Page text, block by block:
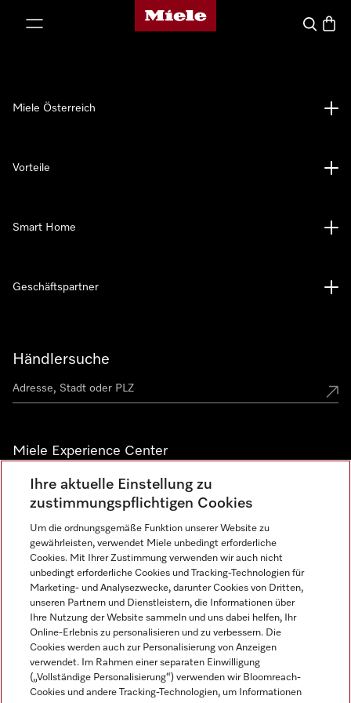
Miele-Homepage
Suche
Händlersuche
Miele Experience Center
Alle Miele Experience Center anzeigen
Newsletter
Miele Österreich
Vorteile
Smart Home
Geschäftspartner
Miele auf Instagram
Miele auf Facebook
Miele auf Youtube
Ihre aktuelle Einstellung zu
zustimmungspflichtigen Cookies
Um die ordnungsgemäße Funktion unserer Website zu
gewährleisten, verwendet Miele unbedingt erforderliche
Cookies. Mit Ihrer Zustimmung verwenden wir auch nicht
unbedingt erforderliche Cookies und Tracking-Technologien für
Marketing- und Analysezwecke, darunter Cookies von Dritten,
unseren Partnern und Dienstleistern, die Informationen über
Ihre Nutzung der Website sammeln und uns dabei helfen, Ihr
Online-Erlebnis zu personalisieren und zu verbessern. Die
Cookies werden auch zur Personalisierung von Anzeigen
verwendet. Im Rahmen einer separaten Einwilligung
(„Vollständige Personalisierung“) verwenden wir Bloomreach-
Cookies und andere Tracking-Technologien, um Informationen